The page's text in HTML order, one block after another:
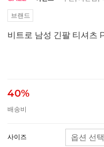
브랜드
비트로 남성 긴팔 티셔츠
40%
배송비
사이즈